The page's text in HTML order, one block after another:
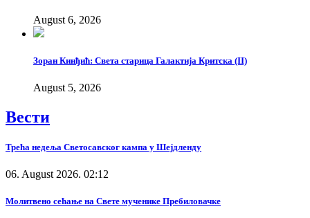
August 6, 2026
Зоран Кинђић: Света старица Галактија Критска (II)
August 5, 2026
Вести
Трећа недеља Светосавског кампа у Шејдленду
06. August 2026. 02:12
Молитвено сећање на Свете мученике Пребиловачке